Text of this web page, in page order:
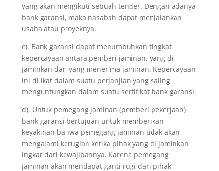
yang akan mengikuti sebuah tender. Dengan adanya
bank garansi, maka nasabah dapat menjalankan
usaha atau proyeknya.
c). Bank garansi dapat menumbuhkan tingkat
kepercayaan antara pemberi jaminan, yang di
jaminkan dan yang menerima jaminan. Kepercayaan
ini di ikat dalam suatu perjanjian yang saling
menguntungkan dalam suatu sertifikat bank garansi.
d). Untuk pemegang jaminan (pemberi pekerjaan)
bank garansi bertujuan untuk memberikan
keyakinan bahwa pemegang jaminan tidak akan
mengalami kerugian ketika pihak yang di jaminkan
ingkar dari kewajibannya. Karena pemegang
jaminan akan mendapat ganti rugi dari pihak